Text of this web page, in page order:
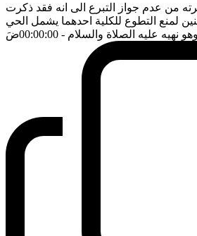
من عدم جواز التبرع الى انه فقد ذكرت
لمنع التطوع للكلية احدهما يشمل الحي
نهيه عليه الصلاة والسلام - 00:00:00 ضَ